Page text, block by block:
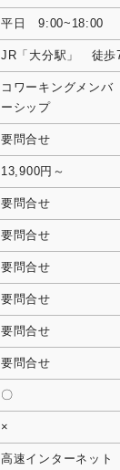
平日 9:00~18:00
JR「大分駅」 徒歩
コワーキングメンバ
ーシップ
要問合せ
13,900円～
要問合せ
要問合せ
要問合せ
要問合せ
要問合せ
要問合せ
〇
×
高速インターネット